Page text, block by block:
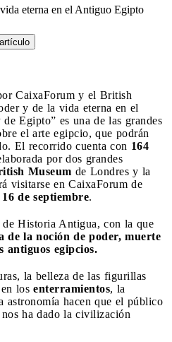
eterna en el Antiguo Egipto
CaixaForum y el British
y de la vida eterna en el
de Egipto” es una de las grandes
el arte egipcio, que podrán
El recorrido cuenta con 164
por dos grandes
Museum de Londres y la
visitarse en CaixaForum de
de septiembre.
Historia Antigua, con la que
de la noción de poder, muerte
antiguos egipcios.
la belleza de las figurillas
los enterramientos, la
astronomía hacen que el público
ha dado la civilización